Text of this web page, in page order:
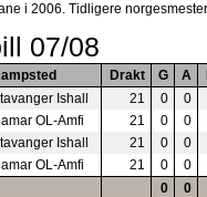
i 2006. Tidligere
07/08
Drakt G A
Ishall 21 0
0
OL-Amfi 21 0
0
Ishall 21 0
0
OL-Amfi 21 0
0
0 0